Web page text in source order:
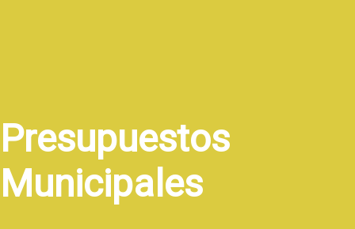
Presupuestos
Municipales